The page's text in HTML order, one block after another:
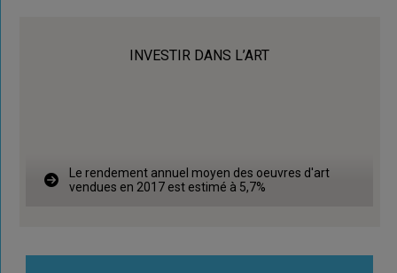
INVESTIR DANS L’ART
Le rendement annuel moyen des oeuvres d'art
vendues en 2017 est estimé à 5,7%